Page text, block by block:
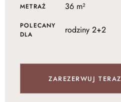
METRAŻ 36 m²
POLECANY
DLA
rodziny 2+2
ZAREZERWUJ TERAZ